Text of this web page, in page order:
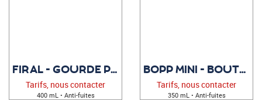
FIRAL - GOURDE PUBLICITAIRE
Tarifs, nous contacter
400 mL • Anti-fuites
BOPP MINI - BOUTEILLE PUBLICITAIRE
Tarifs, nous contacter
350 mL • Anti-fuites